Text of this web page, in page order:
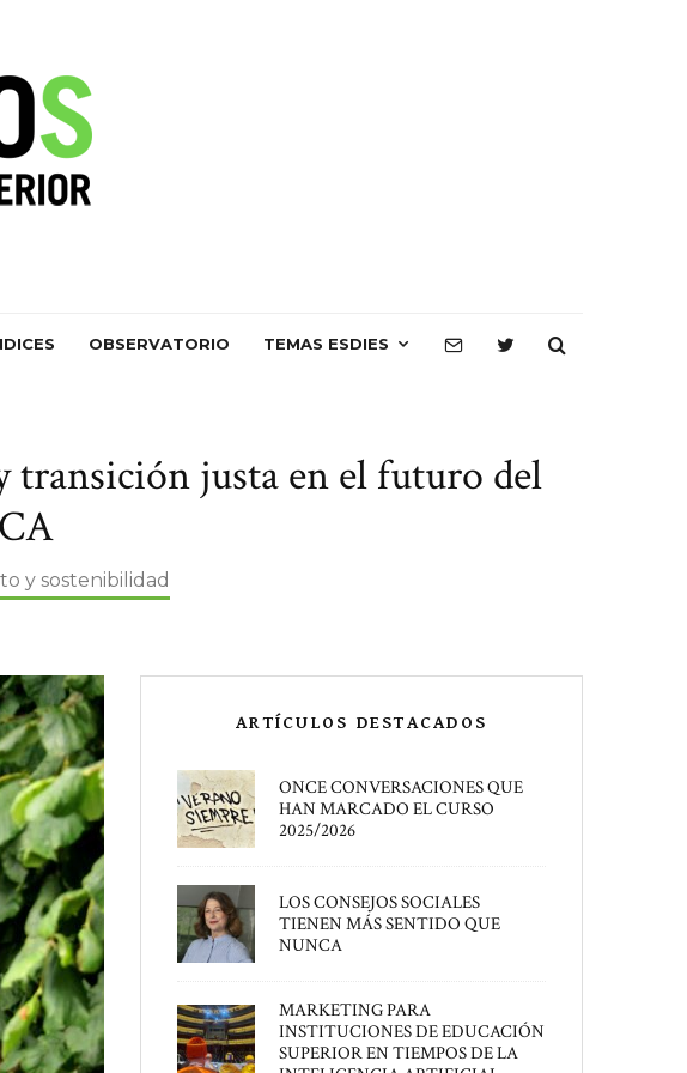
OBSERVATORIO TEMAS ESDIES
transición justa en el futuro del
y sostenibilidad
ARTÍCULOS DESTACADOS
ONCE CONVERSACIONES QUE
HAN MARCADO EL CURSO
2025/2026
LOS CONSEJOS SOCIALES
TIENEN MÁS SENTIDO QUE
NUNCA
MARKETING PARA
INSTITUCIONES DE EDUCACIÓN
SUPERIOR EN TIEMPOS DE LA